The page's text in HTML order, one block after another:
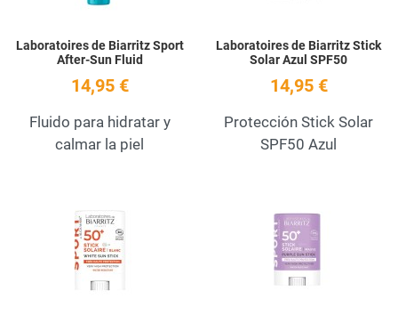
Laboratoires de Biarritz Sport
After-Sun Fluid
14,95 €
Fluido para hidratar y
calmar la piel
Laboratoires de Biarritz Stick
Solar Azul SPF50
14,95 €
Protección Stick Solar
SPF50 Azul